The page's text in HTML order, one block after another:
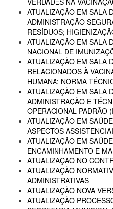
VERDADES NA
ATUALIZAÇÃO EM SALA
ADMINISTRAÇÃO
RESÍDUOS;
ATUALIZAÇÃO EM SALA
NACIONAL DE
ATUALIZAÇÃO EM SALA
RELACIONADOS À
HUMANA; NORMA
ATUALIZAÇÃO EM SALA
ADMINISTRAÇÃO E
OPERACIONAL PADRÃO
ATUALIZAÇÃO EM
ASPECTOS
ATUALIZAÇÃO EM
ENCAMINHAMENTO E
ATUALIZAÇÃO NO
ATUALIZAÇÃO
ADMINISTRATIVAS
ATUALIZAÇÃO NOVA
ATUALIZAÇÃO